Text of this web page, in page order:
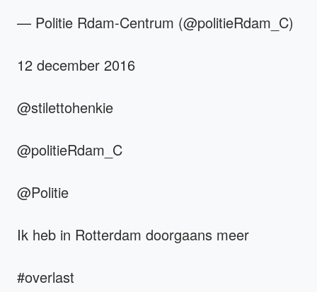
— Politie Rdam-Centrum (@politieRdam_C)
12 december 2016
@stilettohenkie
@politieRdam_C
@Politie
Ik heb in Rotterdam doorgaans meer
#overlast